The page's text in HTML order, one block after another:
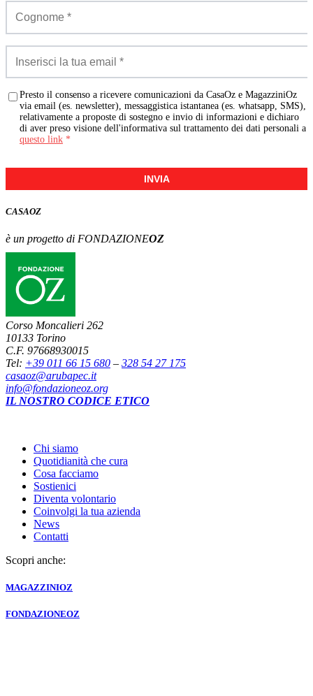
Presto il consenso a ricevere comunicazioni da CasaOz e MagazziniOz
via email (es. newsletter), messaggistica istantanea (es. whatsapp, SMS),
relativamente a proposte di sostegno e invio di informazioni e dichiaro
di aver preso visione dell'informativa sul trattamento dei dati personali a
questo link *
INVIA
CASAOZ
è un progetto di FONDAZIONEOZ
Corso Moncalieri 262
10133 Torino
C.F. 97668930015
Tel: +39 011 66 15 680 – 328 54 27 175
casaoz@arubapec.it
info@fondazioneoz.org
IL NOSTRO CODICE ETICO
Chi siamo
Quotidianità che cura
Cosa facciamo
Sostienici
Diventa volontario
Coinvolgi la tua azienda
News
Contatti
Scopri anche:
MAGAZZINIOZ
FONDAZIONEOZ